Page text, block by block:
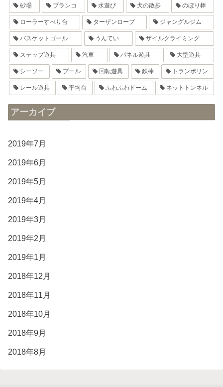
砂場 ブランコ 水遊び 犬の散歩 のぼり棒
ローラーすべり台 ターザンロープ ジャングルジム
バスケットゴール うんてい ザイルクライミング
ステップ遊具 汽車 パネル遊具 大型遊具
シーソー プール 回転遊具 鉄棒 トランポリン
レール遊具 平均台 ふわふわドーム ネットトンネル
アーカイブ
2019年7月
2019年6月
2019年5月
2019年4月
2019年3月
2019年2月
2019年1月
2018年12月
2018年11月
2018年10月
2018年9月
2018年8月